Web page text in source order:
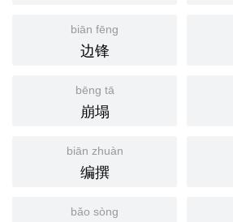
biān fēng
边锋
bēng tā
崩塌
biān zhuàn
编撰
bǎo sòng